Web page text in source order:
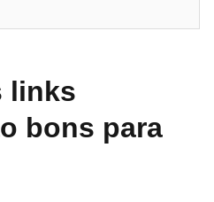
links
bons para